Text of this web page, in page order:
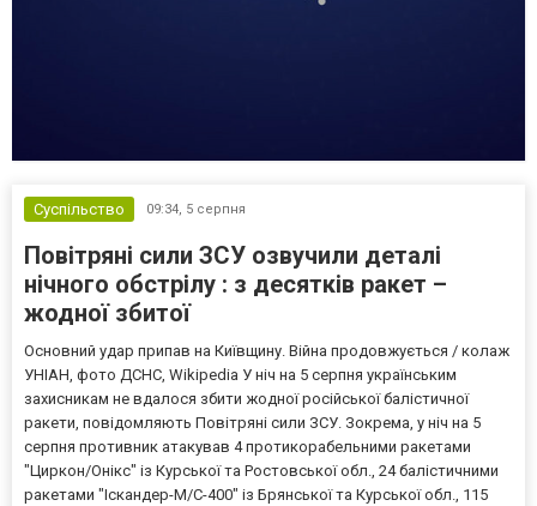
Суспільство 09:34, 5 серпня
Повітряні сили ЗСУ озвучили деталі
нічного обстрілу : з десятків ракет –
жодної збитої
Основний удар припав на Київщину. Війна продовжується / колаж
УНІАН, фото ДСНС, Wikipedia У ніч на 5 серпня українським
захисникам не вдалося збити жодної російської балістичної
ракети, повідомляють Повітряні сили ЗСУ. Зокрема, у ніч на 5
серпня противник атакував 4 протикорабельними ракетами
"Циркон/Онікс" із Курської та Ростовської обл., 24 балістичними
ракетами "Іскандер-М/С-400" із Брянської та Курської обл., 115